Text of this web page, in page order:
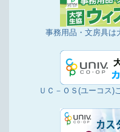
事務用品・文房具は
ＵＣ－ＯＳ(ユーコス)